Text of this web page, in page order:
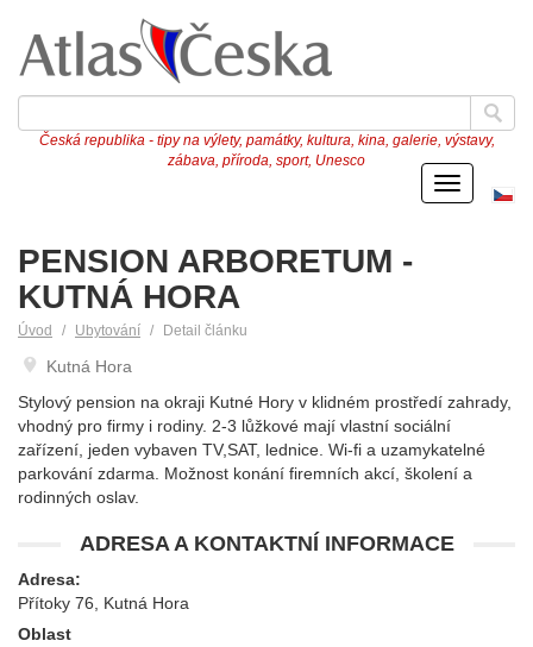
Česká republika - tipy na výlety, památky, kultura, kina, galerie, výstavy,
zábava, příroda, sport, Unesco
Menu
PENSION ARBORETUM -
KUTNÁ HORA
Úvod Ubytování Detail článku
Kutná Hora
Stylový pension na okraji Kutné Hory v klidném prostředí zahrady,
vhodný pro firmy i rodiny. 2-3 lůžkové mají vlastní sociální
zařízení, jeden vybaven TV,SAT, lednice. Wi-fi a uzamykatelné
parkování zdarma. Možnost konání firemních akcí, školení a
rodinných oslav.
ADRESA A KONTAKTNÍ INFORMACE
Adresa:
Přítoky 76, Kutná Hora
Oblast